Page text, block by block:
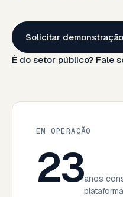
Solicitar
É do setor público? Fale
EM OPERAÇÃO
23anos